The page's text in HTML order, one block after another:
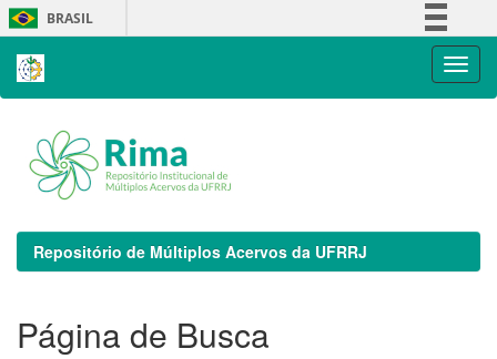
Skip
navigation
BRASIL
Repositório de Múltiplos Acervos da UFRRJ
Página de Busca